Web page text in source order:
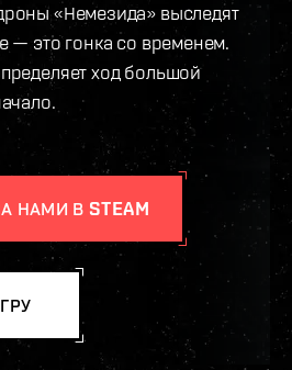
«Немезида» выследят
— это гонка со временем.
ход большой
НАМИ В STEAM